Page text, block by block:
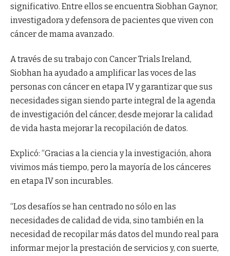
significativo. Entre ellos se encuentra Siobhan Gaynor,
investigadora y defensora de pacientes que viven con
cáncer de mama avanzado.
A través de su trabajo con Cancer Trials Ireland,
Siobhan ha ayudado a amplificar las voces de las
personas con cáncer en etapa IV y garantizar que sus
necesidades sigan siendo parte integral de la agenda
de investigación del cáncer, desde mejorar la calidad
de vida hasta mejorar la recopilación de datos.
Explicó: “Gracias a la ciencia y la investigación, ahora
vivimos más tiempo, pero la mayoría de los cánceres
en etapa IV son incurables.
“Los desafíos se han centrado no sólo en las
necesidades de calidad de vida, sino también en la
necesidad de recopilar más datos del mundo real para
informar mejor la prestación de servicios y, con suerte,